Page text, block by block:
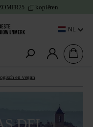
kopiëren
NL
en vegan